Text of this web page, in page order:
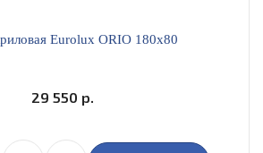
Eurolux ORIO 180х80
29 550 р.